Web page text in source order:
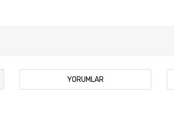
YORUMLAR